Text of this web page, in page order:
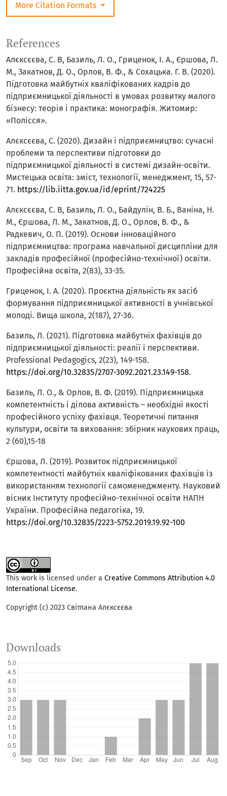
More Citation Formats
References
Алєксєєва, С. В, Базиль, Л. О., Гриценок, І. А., Єршова, Л.
М., Закатнов, Д. О., Орлов, В. Ф., & Сохацька. Г. В. (2020).
Підготовка майбутніх кваліфікованих кадрів до
підприємницької діяльності в умовах розвитку малого
бізнесу: теорія і практика: монографія. Житомир:
«Полісся».
Алєксєєва, С. (2020). Дизайн і підприємництво: сучасні
проблеми та перспективи підготовки до
підприємницької діяльності в системі дизайн-освіти.
Мистецька освіта: зміст, технології, менеджмент, 15, 57-
71. https://lib.iitta.gov.ua/id/eprint/724225
Алєксєєва, С. В, Базиль, Л. О., Байдулін, В. Б., Ваніна, Н.
М., Єршова, Л. М., Закатнов, Д. О., Орлов, В. Ф., &
Радкевич, О. П. (2019). Основи інноваційного
підприємництва: програма навчальної дисципліни для
закладів професійної (професійно-технічної) освіти.
Професійна освіта, 2(83), 33-35.
Гриценок, І. А. (2020). Проєктна діяльність як засіб
формування підприємницької активності в учнівської
молоді. Вища школа, 2(187), 27-36.
Базиль, Л. (2021). Підготовка майбутніх фахівців до
підприємницької діяльності: реалії і перспективи.
Professional Pedagogics, 2(23), 149-158.
https://doi.org/10.32835/2707-3092.2021.23.149-158.
Базиль, Л. О., & Орлов, В. Ф. (2019). Підприємницька
компетентність і ділова активність – необхідні якості
професійного успіху фахівця. Теоретичні питання
культури, освіти та виховання: збірник наукових праць,
2 (60),15-18
Єршова, Л. (2019). Розвиток підприємницької
компетентності майбутніх кваліфікованих фахівців із
використанням технології самоменеджменту. Науковий
вісник Інституту професійно-технічної освіти НАПН
України. Професійна педагогіка, 19.
https://doi.org/10.32835/2223-5752.2019.19.92-100
This work is licensed under a Creative Commons Attribution 4.0
International License.
Copyright (c) 2023 Світлана Алєксєєва
Downloads